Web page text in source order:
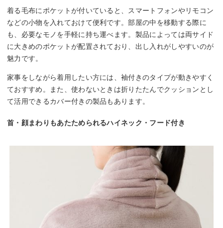
着る毛布にポケットが付いていると、スマートフォンやリモコン
などの小物を入れておけて便利です。部屋の中を移動する際に
も、必要なモノを手軽に持ち運べます。製品によっては両サイド
に大きめのポケットが配置されており、出し入れがしやすいのが
魅力です。
家事をしながら着用したい方には、袖付きのタイプが動きやすく
ておすすめ。また、使わないときは折りたたんでクッションとし
て活用できるカバー付きの製品もあります。
首・顔まわりもあたためられるハイネック・フード付き